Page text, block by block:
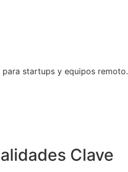
startups y equipos remoto.
Clave